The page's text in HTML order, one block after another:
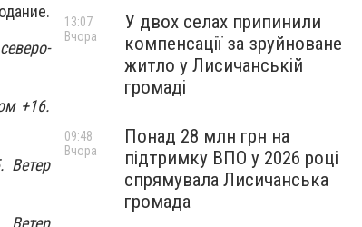
+16.
Ветер
Ветер
У двох селах припинили
компенсації за зруйноване
житло у Лисичанській
громаді
13:07
Вчора
Понад 28 млн грн на
підтримку ВПО у 2026 році
спрямувала Лисичанська
громада
09:48
Вчора